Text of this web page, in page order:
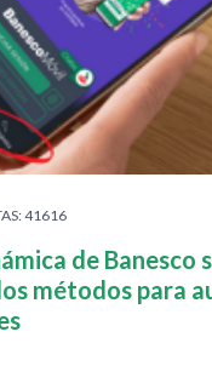
41616
de Banesco
métodos para